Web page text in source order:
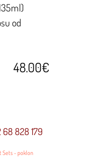
od
48.00€
68 828 179
Sets - poklon